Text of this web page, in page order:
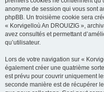
anonyme de session qui vous sont
phpBB. Un troisième cookie sera
« Korvigelloù An DROUIZIG »,
avez consultés et permettant
qu’utilisateur.
Lors de votre navigation sur «
également créer une quatrième
est prévu pour couvrir uniquement
seconde manière est de récupérer